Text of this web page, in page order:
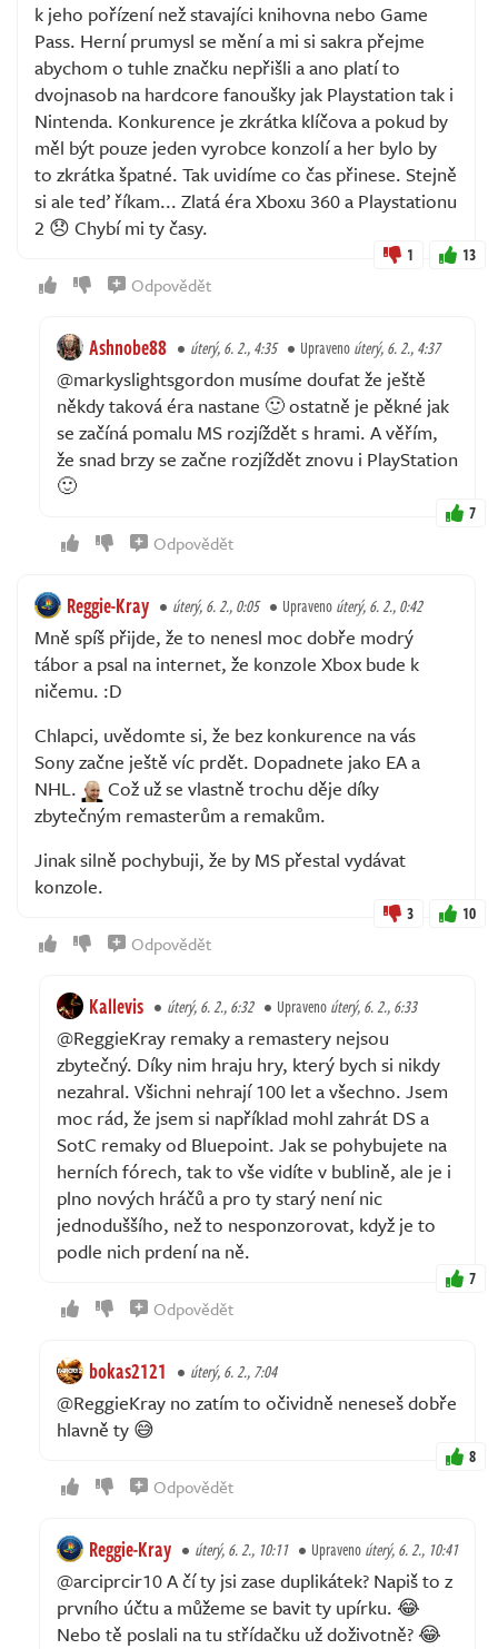
k jeho pořízení než stavajíci knihovna nebo Game
Pass. Herní prumysl se mění a mi si sakra přejme
abychom o tuhle značku nepřišli a ano platí to
dvojnasob na hardcore fanoušky jak Playstation tak i
Nintenda. Konkurence je zkrátka klíčova a pokud by
měl být pouze jeden vyrobce konzolí a her bylo by
to zkrátka špatné. Tak uvidíme co čas přinese. Stejně
si ale teď říkam... Zlatá éra Xboxu 360 a Playstationu
2 😞 Chybí mi ty časy.
1 13
Odpovědět
Ashnobe88 úterý, 6. 2., 4:35 Upravenoúterý, 6. 2., 4:37
@markyslightsgordon musíme doufat že ještě
někdy taková éra nastane 🙂 ostatně je pěkné jak
se začíná pomalu MS rozjíždět s hrami. A věřím,
že snad brzy se začne rozjíždět znovu i PlayStation
🙂
7
Odpovědět
Reggie-Kray úterý, 6. 2., 0:05 Upravenoúterý, 6. 2., 0:42
Mně spíš přijde, že to nenesl moc dobře modrý
tábor a psal na internet, že konzole Xbox bude k
ničemu. :D
Chlapci, uvědomte si, že bez konkurence na vás
Sony začne ještě víc prdět. Dopadnete jako EA a
NHL.
Což už se vlastně trochu děje díky
zbytečným remasterům a remakům.
Jinak silně pochybuji, že by MS přestal vydávat
konzole.
3 10
Odpovědět
Kallevis úterý, 6. 2., 6:32 Upravenoúterý, 6. 2., 6:33
@ReggieKray remaky a remastery nejsou
zbytečný. Díky nim hraju hry, který bych si nikdy
nezahral. Všichni nehrají 100 let a všechno. Jsem
moc rád, že jsem si například mohl zahrát DS a
SotC remaky od Bluepoint. Jak se pohybujete na
herních fórech, tak to vše vidíte v bublině, ale je i
plno nových hráčů a pro ty starý není nic
jednoduššího, než to nesponzorovat, když je to
podle nich prdení na ně.
7
Odpovědět
bokas2121 úterý, 6. 2., 7:04
@ReggieKray no zatím to očividně neneseš dobře
hlavně ty 😅
8
Odpovědět
Reggie-Kray úterý, 6. 2., 10:11 Upravenoúterý, 6. 2., 10:41
@arciprcir10 A čí ty jsi zase duplikátek? Napiš to z
prvního účtu a můžeme se bavit ty upírku. 😂
Nebo tě poslali na tu střídačku už doživotně? 😂